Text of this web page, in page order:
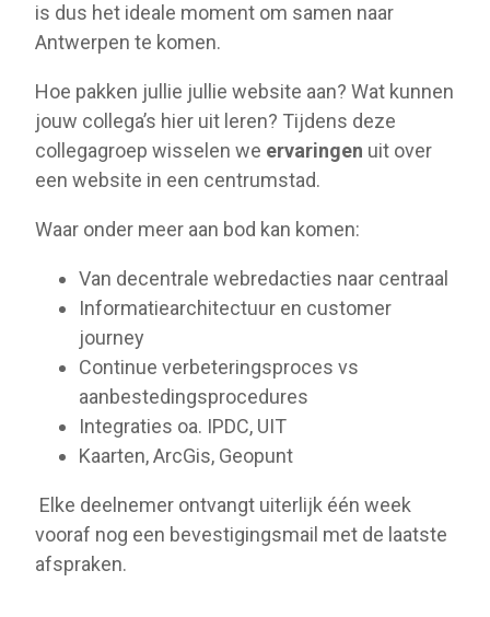
is dus het ideale moment om samen naar
Antwerpen te komen.
Hoe pakken jullie jullie website aan? Wat kunnen
jouw collega’s hier uit leren? Tijdens deze
collegagroep wisselen we ervaringen uit over
een website in een centrumstad.
Waar onder meer aan bod kan komen:
Van decentrale webredacties naar centraal
Informatiearchitectuur en customer
journey
Continue verbeteringsproces vs
aanbestedingsprocedures
Integraties oa. IPDC, UIT
Kaarten, ArcGis, Geopunt
Elke deelnemer ontvangt uiterlijk één week
vooraf nog een bevestigingsmail met de laatste
afspraken.